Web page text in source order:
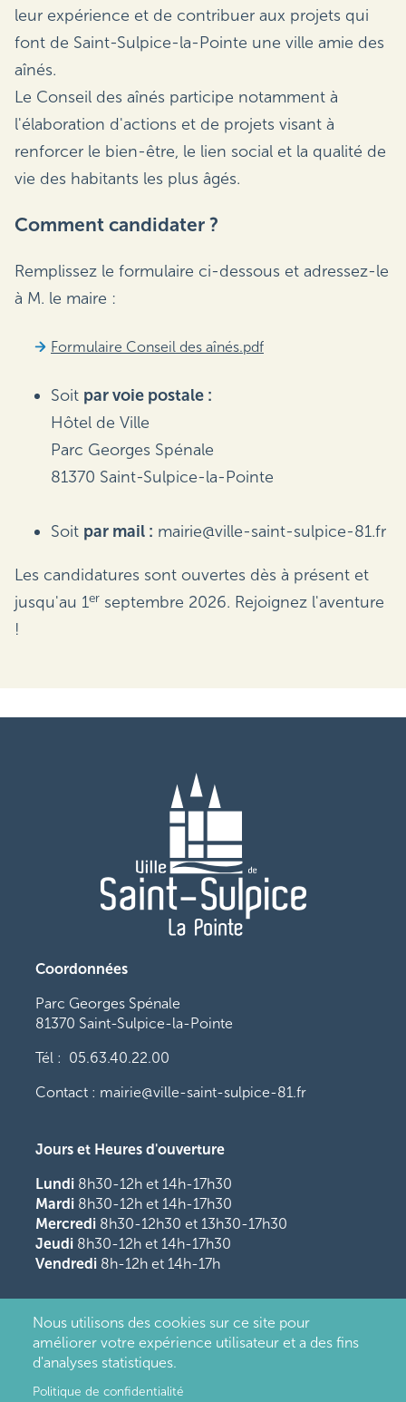
leur expérience et de contribuer aux projets qui
font de Saint-Sulpice-la-Pointe une ville amie des
aînés.
Le Conseil des aînés participe notamment à
l'élaboration d'actions et de projets visant à
renforcer le bien-être, le lien social et la qualité de
vie des habitants les plus âgés.
Comment candidater ?
Remplissez le formulaire ci-dessous et adressez-le
à M. le maire :
Formulaire Conseil des aînés.pdf
Soit par voie postale :
Hôtel de Ville
Parc Georges Spénale
81370 Saint-Sulpice-la-Pointe
Soit par mail : mairie@ville-saint-sulpice-81.fr
Les candidatures sont ouvertes dès à présent et
jusqu'au 1er septembre 2026. Rejoignez l'aventure
!
Nous utilisons des cookies sur ce site pour
améliorer votre expérience utilisateur et a des fins
d'analyses statistiques.
Politique de confidentialité
Coordonnées
Parc Georges Spénale
81370 Saint-Sulpice-la-Pointe
Tél : 05.63.40.22.00
Contact : mairie@ville-saint-sulpice-81.fr
Jours et Heures d'ouverture
Lundi 8h30-12h et 14h-17h30
Mardi 8h30-12h et 14h-17h30
Mercredi 8h30-12h30 et 13h30-17h30
Jeudi 8h30-12h et 14h-17h30
Vendredi 8h-12h et 14h-17h